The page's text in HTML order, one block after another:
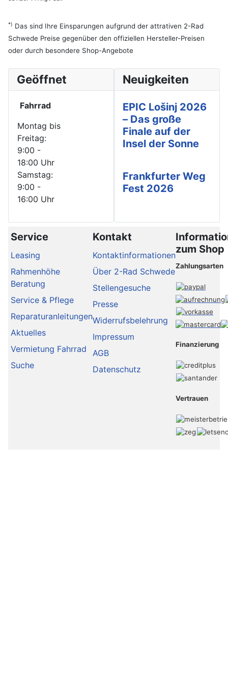
*) Das sind Ihre Einsparungen aufgrund der attrativen 2-Rad
Schwede Preise gegenüber den offiziellen Hersteller-Preisen
oder durch besondere Shop-Angebote
Geöffnet
Fahrrad
Montag bis
Freitag:
9:00 -
18:00 Uhr
Samstag:
9:00 -
16:00 Uhr
Neuigkeiten
EPIC Lošinj 2026
– Das große
Finale auf der
Insel der Sonne
Frankfurter Weg
Fest 2026
Service
Leasing
Rahmenhöhe
Beratung
Service & Pflege
Reparaturanleitungen
Aktuelles
Vermietung Fahrrad
Suche
Kontakt
Kontaktinformationen
Über 2-Rad Schwede
Stellengesuche
Presse
Widerrufsbelehrung
Impressum
AGB
Datenschutz
zum Shop
Zahlungsarten
Finanzierung
Vertrauen